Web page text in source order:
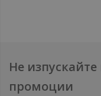
Не
промоции